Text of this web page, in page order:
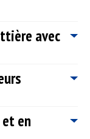
de gouttière,
d’une équipe de
Ce sont de vrais
vos demandes et
la difficulté des
des experts en
veillent à ce que
s’agisse de pose
avec
des eaux
importance
Toiture vous offre
À Breuil
un service de
professionnels et
des formations
en